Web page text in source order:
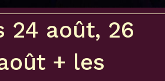
24 août, 26
+ les